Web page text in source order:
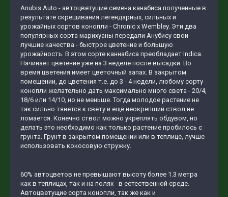
Anubis Auto - автоцветущие семена канабиса полученные в
результате скрещивания легендарных, сильных и
урожайных сортов конопли - Chronic x Wembley. Эти два
популярных сорта марихуаны передали Анубису свои
лучшие качества - быстрое цветение и большую
урожайность. В этом сорте каннабиса преобладает Indica.
Начинает цветение уже на 3 неделе после высадки. Во
время цветения имеет цветочный запах. В закрытом
помещении, до цветения т.е. до 3 - 4 недели, любому сорту
конопли желательно дать максимально много света - 20/4,
18/6 или 14/10, но не меньше. Тогда молодое растение не
так сильно тянется к свету и ещё неокрепший ствол не
ломается. Конечно ствол можно укреплять обдувом, но
делать это необходимо как только растение пробилось с
грунта. Грунт в закрытом помещении или в теплице, лучше
использовать кокосовую стружку.
60% автоцветов не превышают высоту более 1.3 метра
как в теплицах, так и на полях - в естественной среде.
Автоцветущие сорта конопли, так же как и